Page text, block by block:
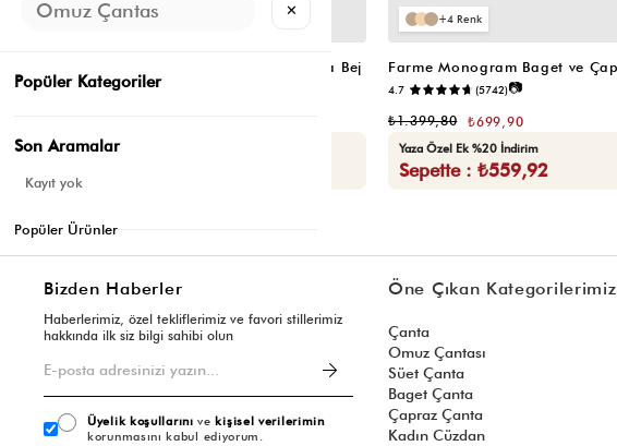
Farme Monogram Baget ve Çapraz Çanta Bej
Yaza Özel Ek %20 İndirim
4
4.7 (5742)📷
₺699,90
₺1.399,80
Yaza Özel Ek %20 İndirim
Sepette : ₺559,92
Bizden Haberler
Haberlerimiz, özel tekliflerimiz ve favori stillerimiz
hakkında ilk siz bilgi sahibi olun
Üyelik koşullarını vekişisel verilerimin
korunmasını kabul ediyorum.
Öne Çıkan Kategorilerimiz
Çanta
Omuz Çantası
Süet Çanta
Baget Çanta
Çapraz Çanta
Kadın Cüzdan
✕
Popüler Kategoriler
Son Aramalar
Kayıt yok
Popüler Ürünler